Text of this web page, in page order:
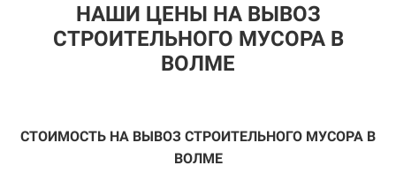
НАШИ ЦЕНЫ НА ВЫВОЗ
СТРОИТЕЛЬНОГО МУСОРА В
ВОЛМЕ
СТОИМОСТЬ НА ВЫВОЗ СТРОИТЕЛЬНОГО МУСОРА В
ВОЛМЕ